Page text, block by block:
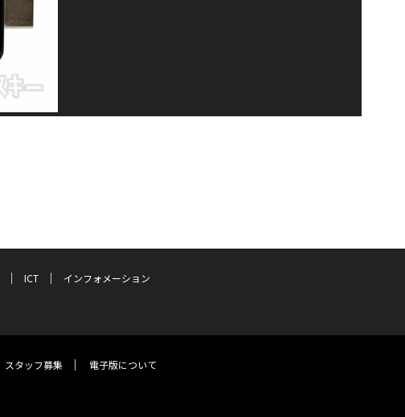
ICT
インフォメーション
スタッフ募集 電子版について